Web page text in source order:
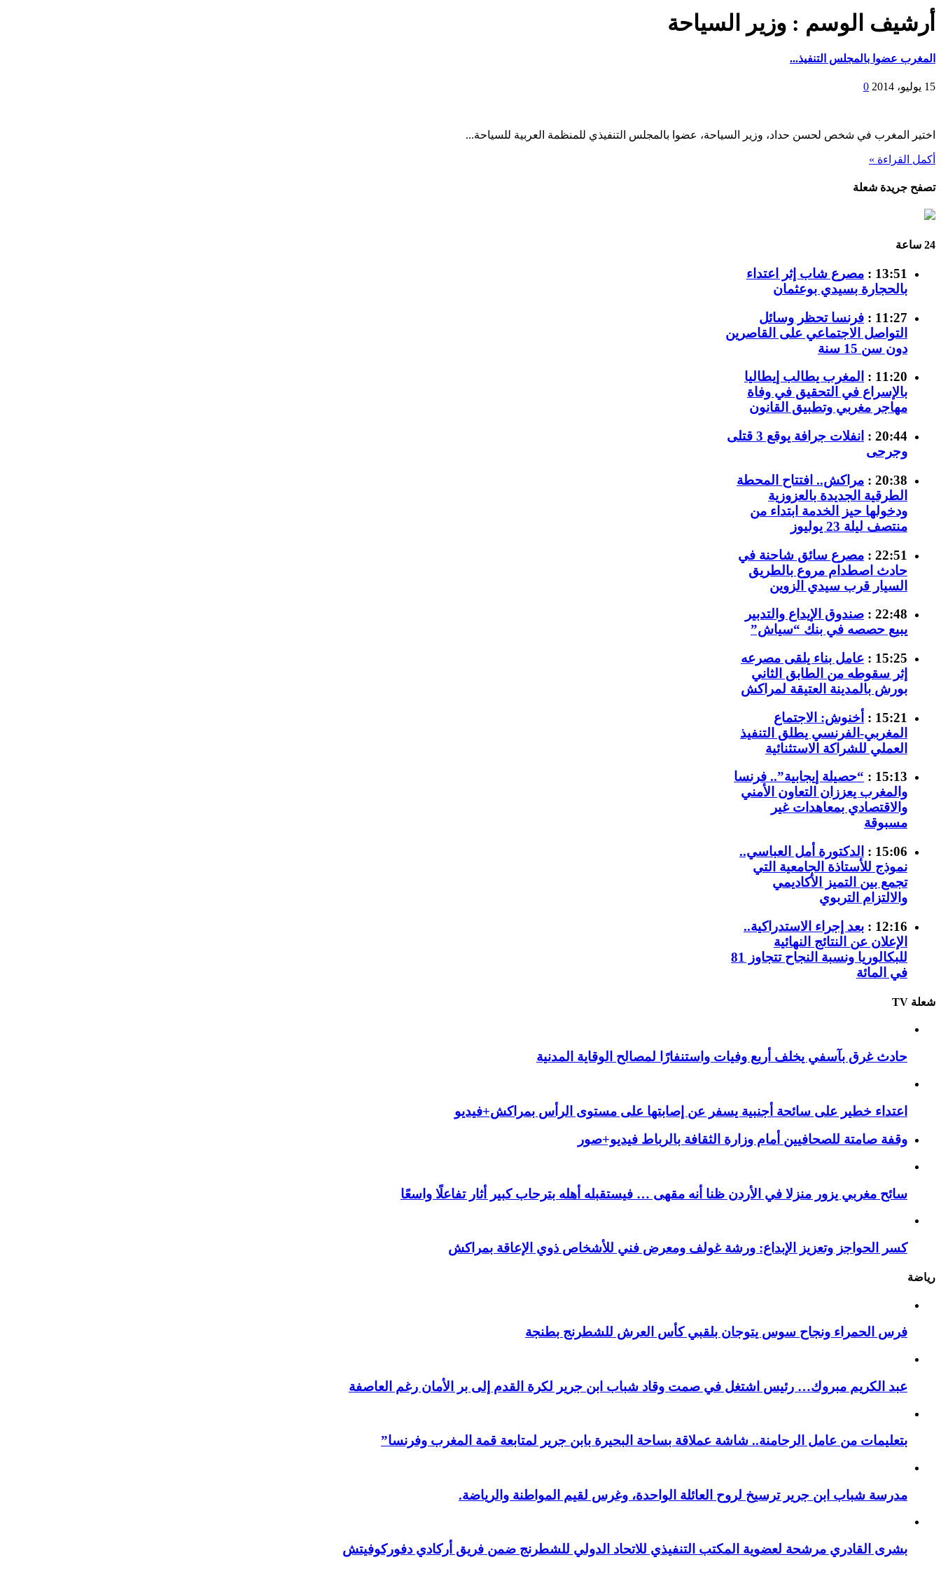
أرشيف الوسم : وزير السياحة
المغرب عضوا بالمجلس التنفيذ...
15 يوليو، 2014 0
اختير المغرب في شخص لحسن حداد، وزير السياحة، عضوا بالمجلس التنفيذي للمنظمة العربية للسياحة...
أكمل القراءة »
تصفح جريدة شعلة
24 ساعة
13:51 :
مصرع شاب إثر اعتداء
بالحجارة بسيدي بوعثمان
11:27 :
فرنسا تحظر وسائل
التواصل الاجتماعي على القاصرين
دون سن 15 سنة
11:20 :
المغرب يطالب إيطاليا
بالإسراع في التحقيق في وفاة
مهاجر مغربي وتطبيق القانون
20:44 :
انفلات جرافة يوقع 3 قتلى
وجرحى
20:38 :
مراكش.. افتتاح المحطة
الطرقية الجديدة بالعزوزية
ودخولها حيز الخدمة ابتداء من
منتصف ليلة 23 يوليوز
22:51 :
مصرع سائق شاحنة في
حادث اصطدام مروع بالطريق
السيار قرب سيدي الزوين
22:48 :
صندوق الإيداع والتدبير
يبيع حصصه في بنك “سياش”
15:25 :
عامل بناء يلقى مصرعه
إثر سقوطه من الطابق الثاني
بورش بالمدينة العتيقة لمراكش
15:21 :
أخنوش: الاجتماع
المغربي-الفرنسي يطلق التنفيذ
العملي للشراكة الاستثنائية
15:13 :
“حصيلة إيجابية”.. فرنسا
والمغرب يعززان التعاون الأمني
والاقتصادي بمعاهدات غير
مسبوقة
15:06 :
الدكتورة أمل العباسي..
نموذج للأستاذة الجامعية التي
تجمع بين التميز الأكاديمي
والالتزام التربوي
12:16 :
بعد إجراء الاستدراكية..
الإعلان عن النتائج النهائية
للبكالوريا ونسبة النجاح تتجاوز 81
في المائة
شعلة TV
حادث غرق بآسفي يخلف أربع وفيات واستنفارًا لمصالح الوقاية المدنية
اعتداء خطير على سائحة أجنبية يسفر عن إصابتها على مستوى الرأس بمراكش+فيديو
وقفة صامتة للصحافيين أمام وزارة الثقافة بالرباط فيديو+صور
سائح مغربي يزور منزلا في الأردن ظنا أنه مقهى … فيستقبله أهله بترحاب كبير أثار تفاعلًا واسعًا
كسر الحواجز وتعزيز الإبداع: ورشة غولف ومعرض فني للأشخاص ذوي الإعاقة بمراكش
رياضة
فرس الحمراء ونجاح سوس يتوجان بلقبي كأس العرش للشطرنج بطنجة
عبد الكريم مبروك… رئيس اشتغل في صمت وقاد شباب ابن جرير لكرة القدم إلى بر الأمان رغم العاصفة
بتعليمات من عامل الرحامنة.. شاشة عملاقة بساحة البحيرة بابن جرير لمتابعة قمة المغرب وفرنسا”
​مدرسة شباب ابن جرير ترسيخ لروح العائلة الواحدة، وغرس لقيم المواطنة والرياضة.
بشرى القادري مرشحة لعضوية المكتب التنفيذي للاتحاد الدولي للشطرنج ضمن فريق أركادي دفوركوفيتش